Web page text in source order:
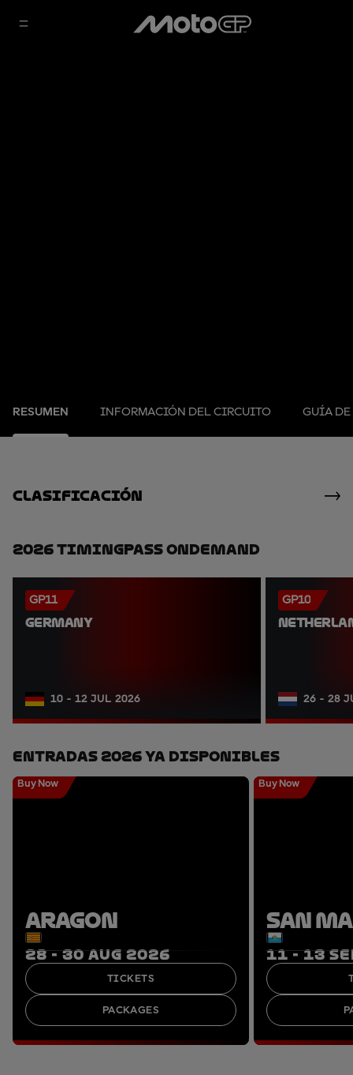
RESUMEN INFORMACIÓN DEL CIRCUITO GUÍA
clasificación
2026 TimingPass OnDemand
GP11
GERMANY
10 - 12 JUL 2026
GP10
26 - 28
Entradas 2026 Ya Disponibles
Buy Now
ARAGON
28 - 30 AUG 2026
TICKETS
PACKAGES
Buy Now
SAN
11 - 13